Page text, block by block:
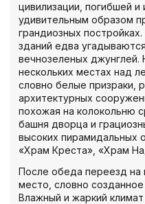
цивилизации, погибшей
удивительным образом
грандиозных
зданий едва
вечнозеленых джунглей.
нескольких местах над
словно белые призраки,
архитектурных
похожая на колокольню
башня дворца и
высоких пирамидальных
«Храм Креста», «Храм
После обеда переезд
место, словно
Влажный и жаркий